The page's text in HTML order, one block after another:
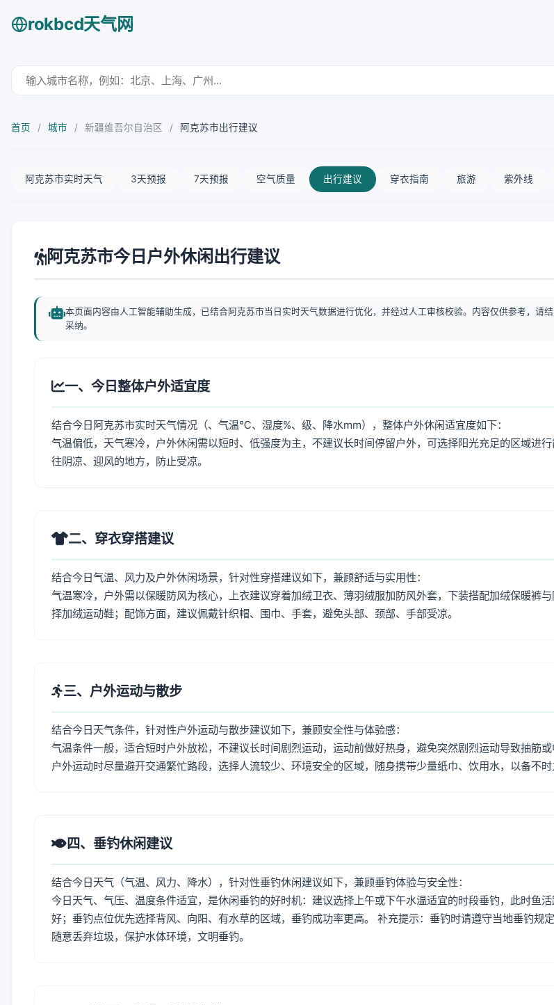
rokbcd天气网
首页 / 城市 / 新疆维吾尔自治区 / 阿克苏市出行建议
阿克苏市实时天气 3天预报 7天预报 空气质量 出行建议 穿衣指南 旅游 紫外线
阿克苏市今日户外休闲出行建议
本页面内容由人工智能辅助生成，已结合阿克苏市当日实时天气数据进行优化，并经过人工审核校验。内容仅供参考，请
采纳。
一、今日整体户外适宜度
结合今日阿克苏市实时天气情况（、气温℃、湿度%、级、降水mm），整体户外休闲适宜度如下：
气温偏低，天气寒冷，户外休闲需以短时、低强度为主，不建议长时间停留户外，可选择阳光充足的区域进
往阴凉、迎风的地方，防止受凉。
二、穿衣穿搭建议
结合今日气温、风力及户外休闲场景，针对性穿搭建议如下，兼顾舒适与实用性：
气温寒冷，户外需以保暖防风为核心，上衣建议穿着加绒卫衣、薄羽绒服加防风外套，下装搭配加绒保暖裤
择加绒运动鞋；配饰方面，建议佩戴针织帽、围巾、手套，避免头部、颈部、手部受凉。
三、户外运动与散步
结合今日天气条件，针对性户外运动与散步建议如下，兼顾安全性与体验感：
气温条件一般，适合短时户外放松，不建议长时间剧烈运动，运动前做好热身，避免突然剧烈运动导致抽筋或
户外运动时尽量避开交通繁忙路段，选择人流较少、环境安全的区域，随身携带少量纸巾、饮用水，以备不时
四、垂钓休闲建议
结合今日天气（气温、风力、降水），针对性垂钓休闲建议如下，兼顾垂钓体验与安全性：
今日天气、气压、温度条件适宜，是休闲垂钓的好时机：建议选择上午或下午水温适宜的时段垂钓，此时鱼
好；垂钓点位优先选择背风、向阳、有水草的区域，垂钓成功率更高。 补充提示：垂钓时请遵守当地垂钓规
随意丢弃垃圾，保护水体环境，文明垂钓。